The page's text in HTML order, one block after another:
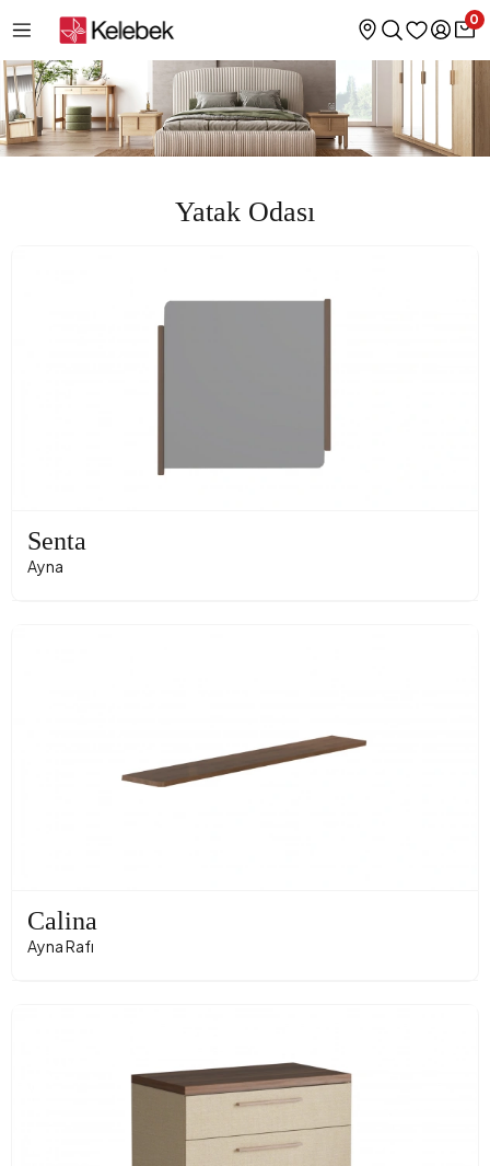
0
Yatak Odası
Senta
Ayna
Calina
Ayna Rafı